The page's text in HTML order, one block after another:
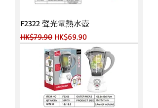
F2322 聲光電熱水壺
一般價格
HK$79.90 促銷價格
HK$69.90